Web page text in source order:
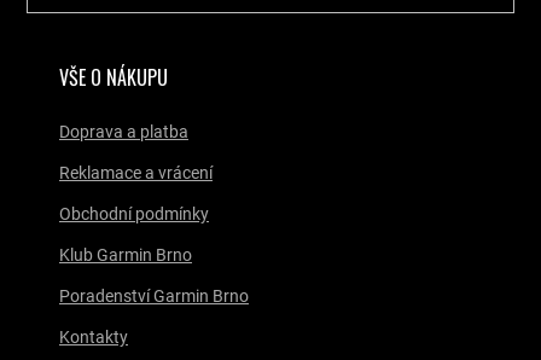
VŠE O NÁKUPU
Doprava a platba
Reklamace a vrácení
Obchodní podmínky
Klub Garmin Brno
Poradenství Garmin Brno
Kontakty